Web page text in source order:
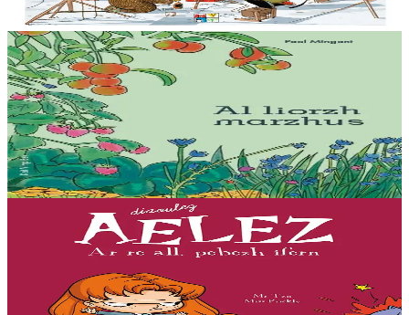
En stock15,00 €
15 ans et plus
Bannoù-heol
Al liorzh marzhus
Comment créer son potager ? Comment entretenir son jardin et
favoriser la biodiversité ? Des conseils jardinage initialement parus
dans la revue Ya!...
En stock18,00 €
L'enfer, c'est les autres
« Que ce soit pour faire enrager mes parents, torturer mon stupide
chat, lutter contre Jade et ses copines ou briser le coeur de